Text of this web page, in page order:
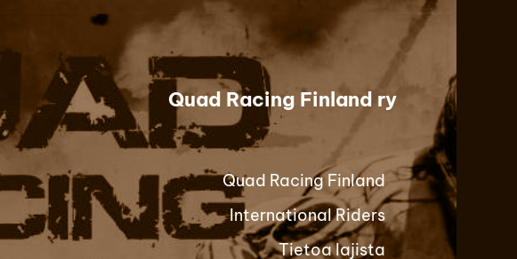
sivun
sisältöön
Quad Racing Finland ry
Quad Racing Finland
International Riders
Tietoa lajista